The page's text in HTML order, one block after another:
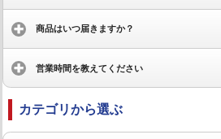
商品はいつ届きますか？
営業時間を教えてください
カテゴリから選ぶ